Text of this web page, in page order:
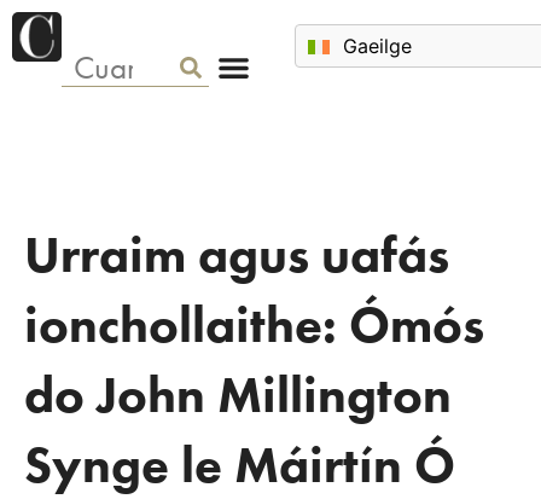
Urraim agus uafás
ionchollaithe: Ómós
do John Millington
Synge le Máirtín Ó